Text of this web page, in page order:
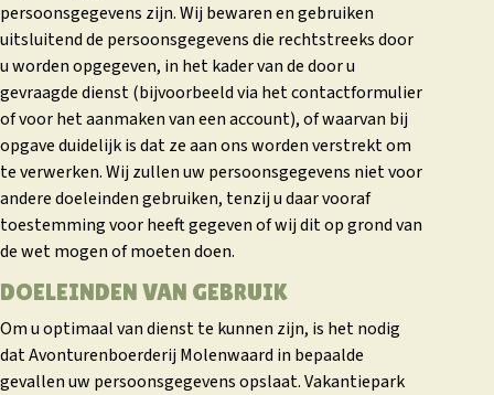
persoonsgegevens zijn. Wij bewaren en gebruiken
uitsluitend de persoonsgegevens die rechtstreeks door
u worden opgegeven, in het kader van de door u
gevraagde dienst (bijvoorbeeld via het contactformulier
of voor het aanmaken van een account), of waarvan bij
opgave duidelijk is dat ze aan ons worden verstrekt om
te verwerken. Wij zullen uw persoonsgegevens niet voor
andere doeleinden gebruiken, tenzij u daar vooraf
toestemming voor heeft gegeven of wij dit op grond van
de wet mogen of moeten doen.
DOELEINDEN VAN GEBRUIK
Om u optimaal van dienst te kunnen zijn, is het nodig
dat Avonturenboerderij Molenwaard in bepaalde
gevallen uw persoonsgegevens opslaat. Vakantiepark